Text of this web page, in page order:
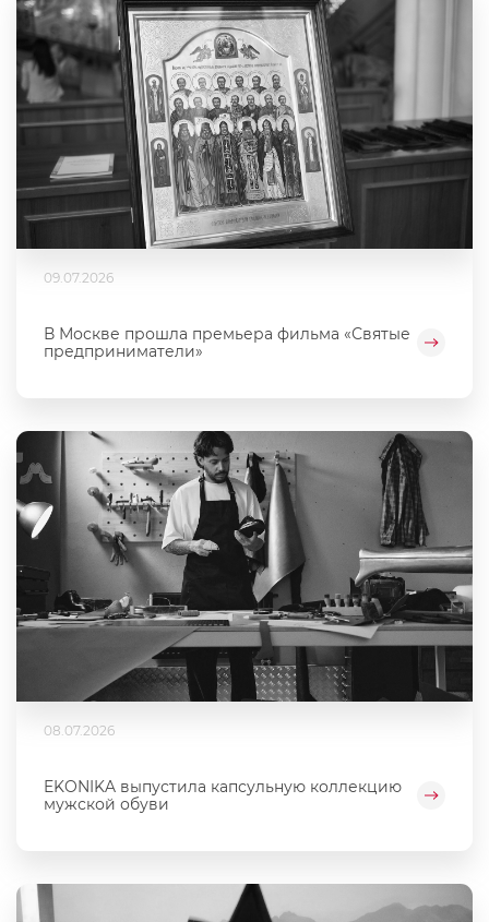
09.07.2026
В Москве прошла премьера фильма «Святые
предприниматели»
08.07.2026
EKONIKA выпустила капсульную коллекцию
мужской обуви